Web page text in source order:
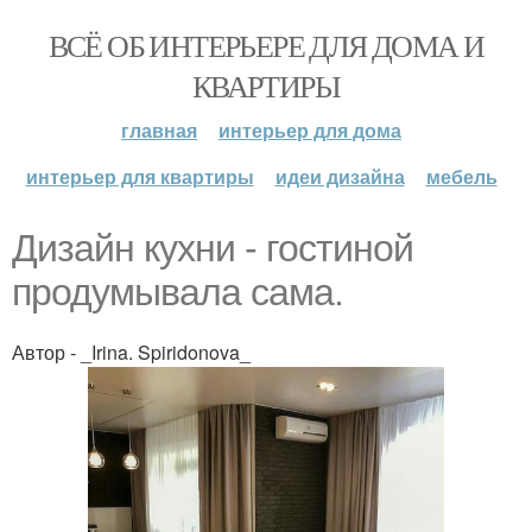
ВСЁ ОБ ИНТЕРЬЕРЕ ДЛЯ ДОМА И
КВАРТИРЫ
главная
интерьер для дома
интерьер для квартиры
идеи дизайна мебель
Дизайн кухни - гостиной
продумывала сама.
Автор - _Irina. Spiridonova_